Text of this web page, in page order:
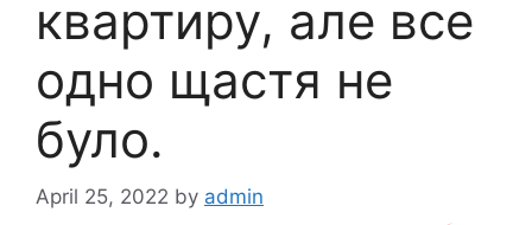
квартиру, але все
одно щастя не
було.
April 25, 2022 by admin